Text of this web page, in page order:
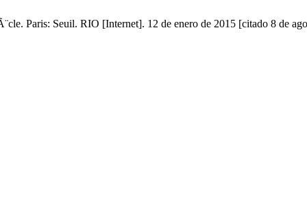
Paris: Seuil. RIO [Internet]. 12 de enero de 2015 [citado 8 de